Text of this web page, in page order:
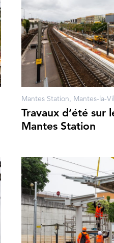
Mantes Station, Mantes-la-
Travaux d’été sur
Mantes Station